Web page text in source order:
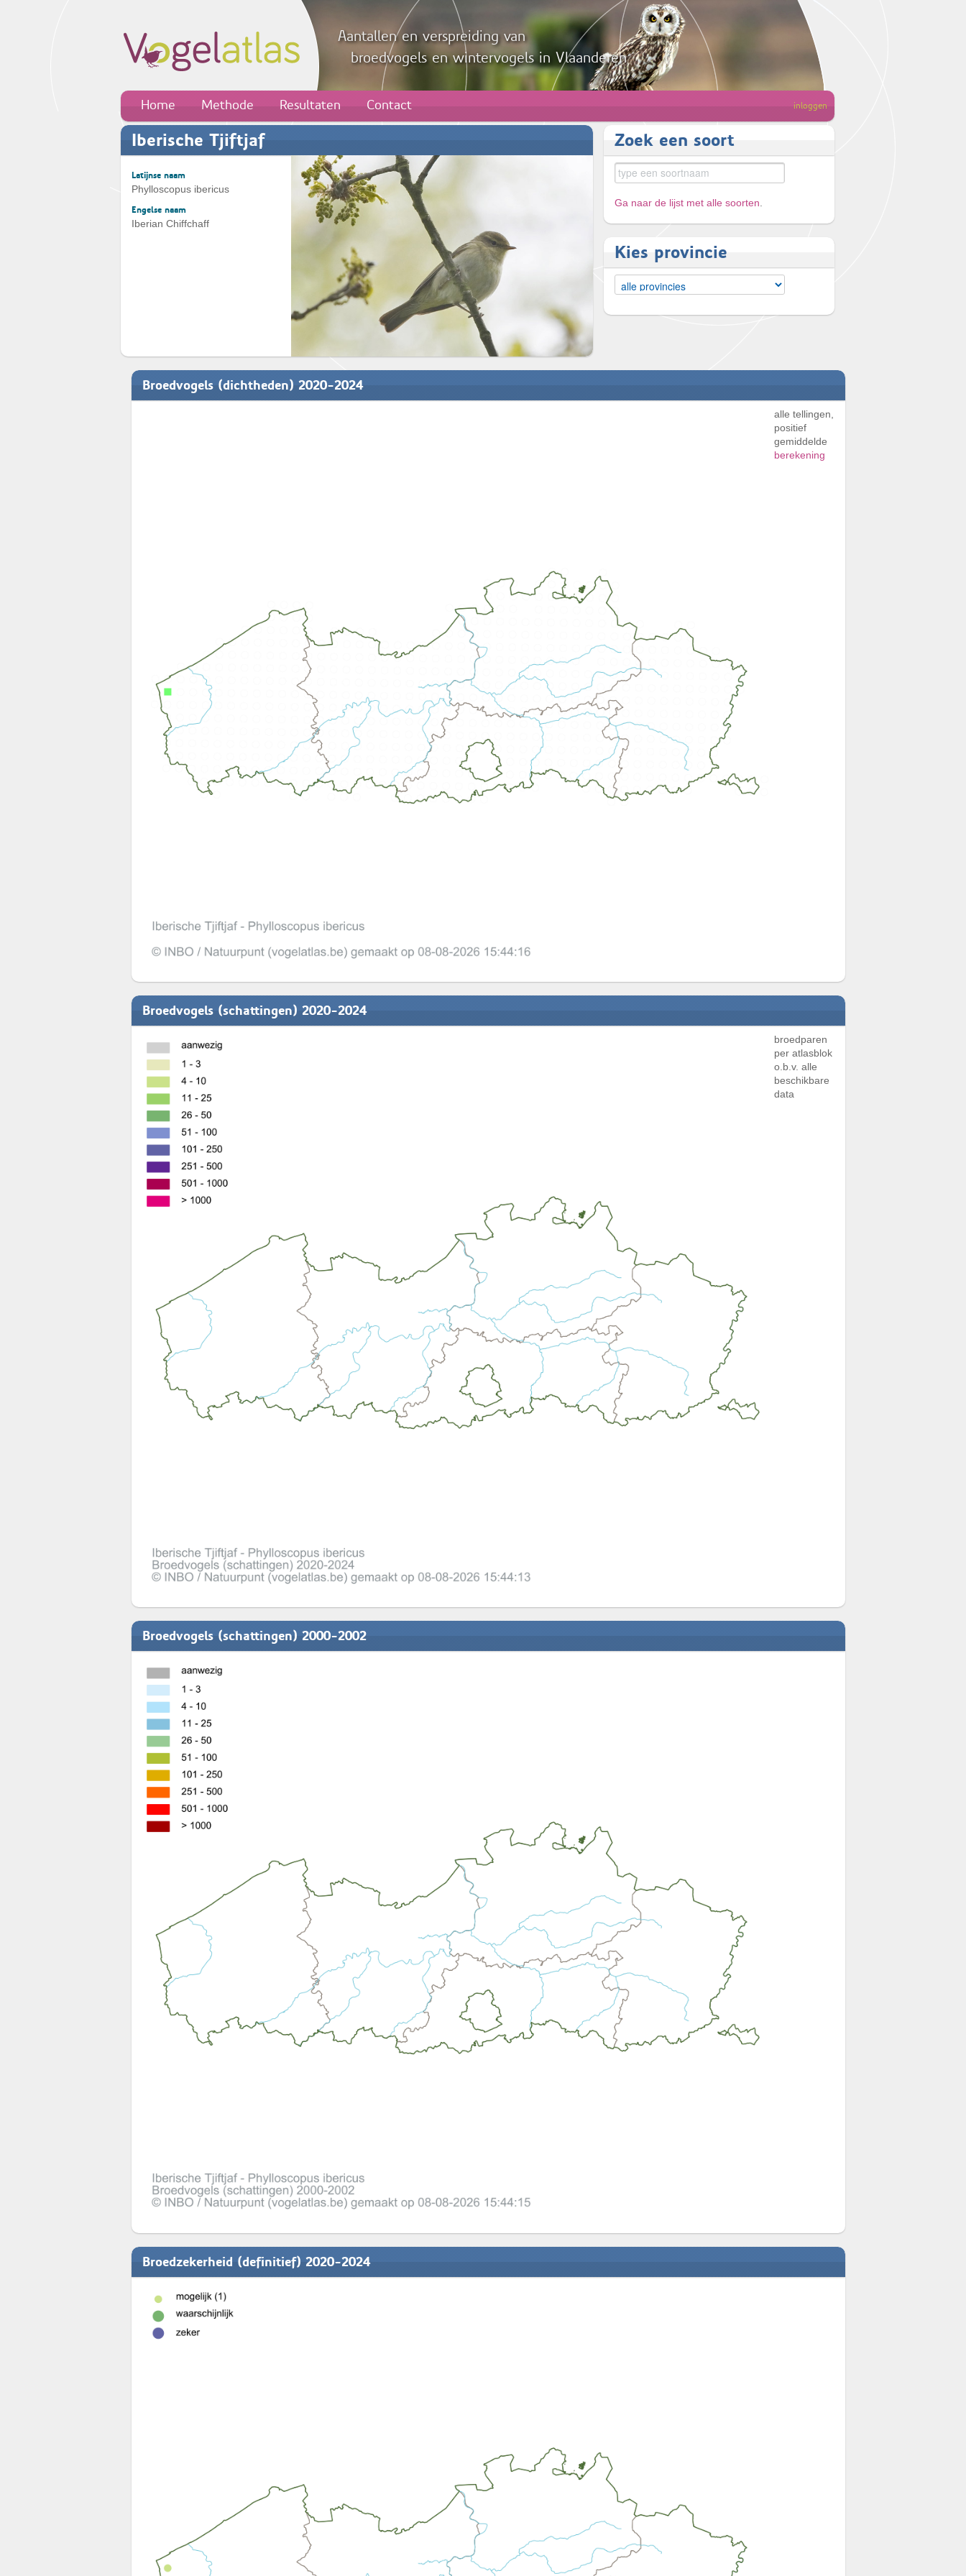
Aantallen en verspreiding van
broedvogels en wintervogels in Vlaanderen
Home Methode Resultaten Contact inloggen
Iberische Tjiftjaf
Latijnse naam
Phylloscopus ibericus
Engelse naam
Iberian Chiffchaff
Zoek een soort
Ga naar de lijst met alle soorten
Kies provincie
Broedvogels (dichtheden) 2020-2024
alle tellingen,
positief
gemiddelde
berekening
Broedvogels (schattingen) 2020-2024
broedparen
per atlasblok
o.b.v. alle
beschikbare
data
Broedvogels (schattingen) 2000-2002
Broedzekerheid (definitief) 2020-2024